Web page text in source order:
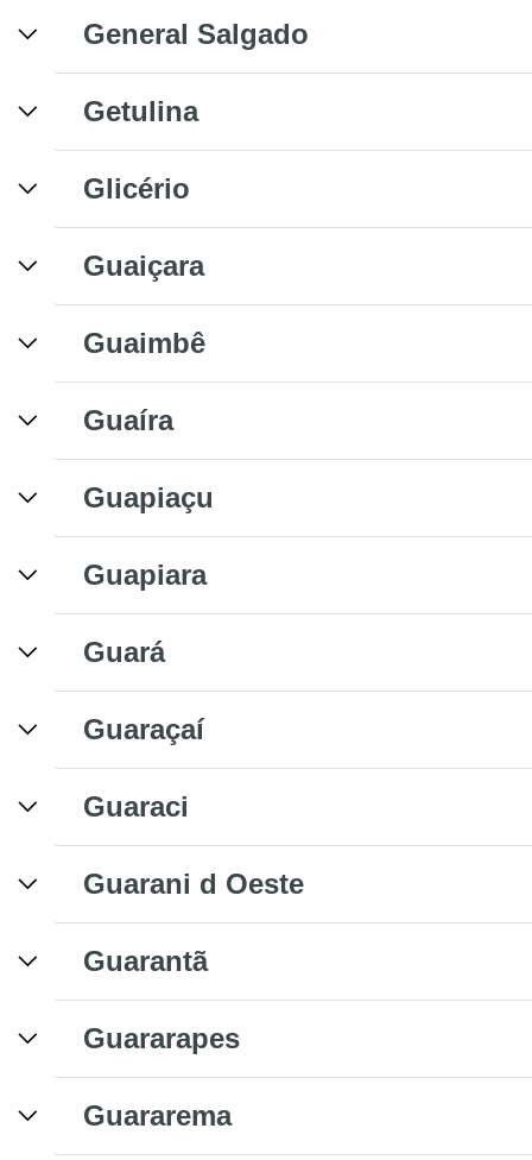
General Salgado
Getulina
Glicério
Guaiçara
Guaimbê
Guaíra
Guapiaçu
Guapiara
Guará
Guaraçaí
Guaraci
Guarani d Oeste
Guarantã
Guararapes
Guararema